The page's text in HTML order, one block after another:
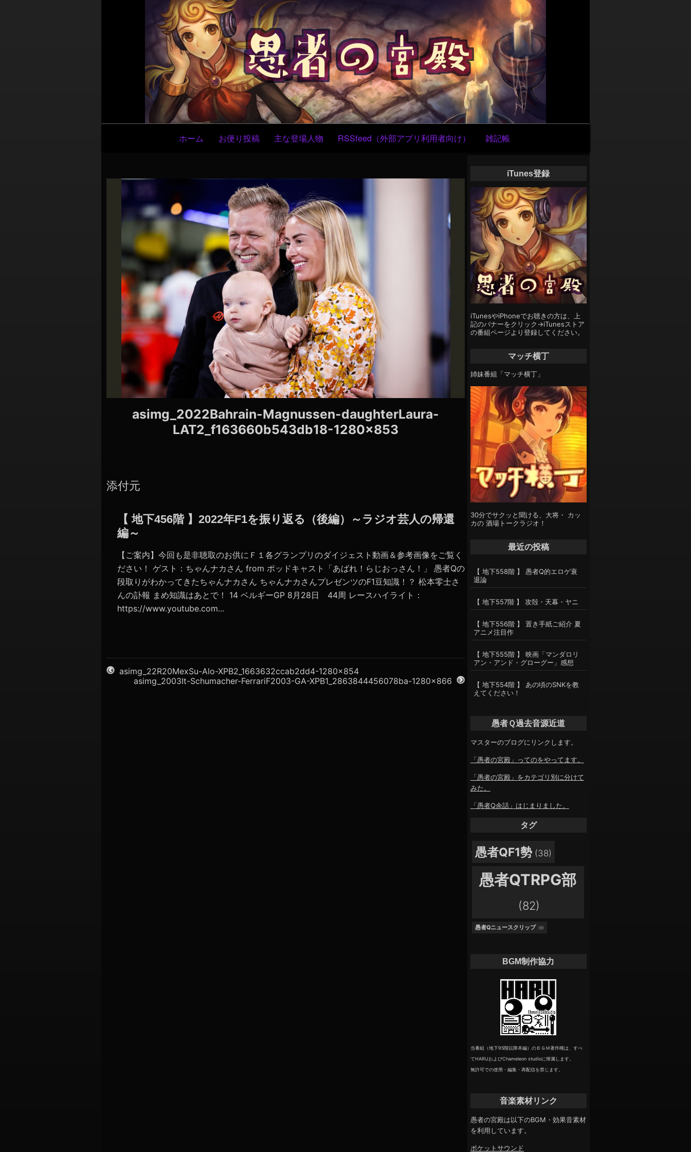
ン
テ
ン
ツ
へ
ス
キ
ッ
プ
ナ
ビ
ゲ
ー
シ
ョ
ン
ホーム お便り投稿 主な登場人物 RSSfeed（外部アプリ利用者向け） 雑記帳
asimg_2022Bahrain-Magnussen-daughterLaura-
LAT2_f163660b543db18-1280×853
添付元
【 地下456階 】2022年F1を振り返る（後編）～ラジオ芸人の帰還
編～
【ご案内】今回も是非聴取のお供にＦ１各グランプリのダイジェスト動画＆参考画像をご覧く
ださい！ ゲスト：ちゃんナカさん from ポッドキャスト「あばれ！らじおっさん！」 愚者Qの
段取りがわかってきたちゃんナカさん ちゃんナカさんプレゼンツのF1豆知識！？ 松本零士さ
んの訃報 まめ知識はあとで！ 14 ベルギーGP 8月28日 44周 レースハイライト：
https://www.youtube.com...
asimg_22R20MexSu-Alo-XPB2_1663632ccab2dd4-1280x854
asimg_2003It-Schumacher-FerrariF2003-GA-XPB1_2863844456078ba-1280x866
iTunes登録
iTunesやiPhoneでお聴きの方は、上
記のバナーをクリック→iTunesストア
の番組ページより登録してください。
マッチ横丁
姉妹番組「マッチ横丁」
30分でサクッと聞ける、大将・ カッ
カの 酒場トークラジオ！
最近の投稿
【 地下558階 】 愚者Q的エロゲ衰
退論
【 地下557階 】 攻殻・天幕・ヤニ
【 地下556階 】 置き手紙ご紹介 夏
アニメ注目作
【 地下555階 】 映画「マンダロリ
アン・アンド・グローグー」感想
【 地下554階 】 あの頃のSNKを教
えてください！
愚者Ｑ過去音源近道
マスターのブログにリンクします。
「愚者の宮殿」ってのをやってます。
「愚者の宮殿」をカテゴリ別に分けて
みた。
「愚者Q余話」はじまりました。
タグ
愚者QF1勢 (38)
愚者QTRPG部
(82)
愚者Qニュースクリップ (9)
BGM制作協力
当番組（地下95階以降本編）のＢＧＭ著作権は、すべ
てHARUおよびChameleon studioに帰属します。
無許可での使用・編集・再配信を禁じます。
音楽素材リンク
愚者の宮殿は以下のBGM・効果音素材
を利用しています。
ポケットサウンド